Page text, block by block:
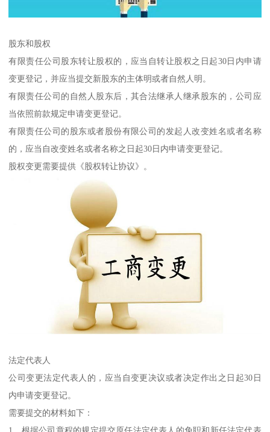
股东和股权
有限责任公司股东转让股权的，应当自转让股权之日起30日内申请
变更登记，并应当提交新股东的主体明或者自然人明。
有限责任公司的自然人股东后，其合法继承人继承股东的，公司应
当依照前款规定申请变更登记。
有限责任公司的股东或者股份有限公司的发起人改变姓名或者名称
的，应当自改变姓名或者名称之日起30日内申请变更登记。
股权变更需要提供《股权转让协议》。
法定代表人
公司变更法定代表人的，应当自变更决议或者决定作出之日起30日
内申请变更登记。
需要提交的材料如下：